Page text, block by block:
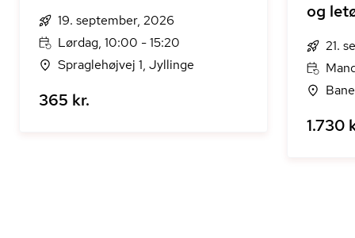
19. september, 2026
Lørdag, 10:00 - 15:20
Spraglehøjvej 1, Jyllinge
365 kr.
og
21.
1.730